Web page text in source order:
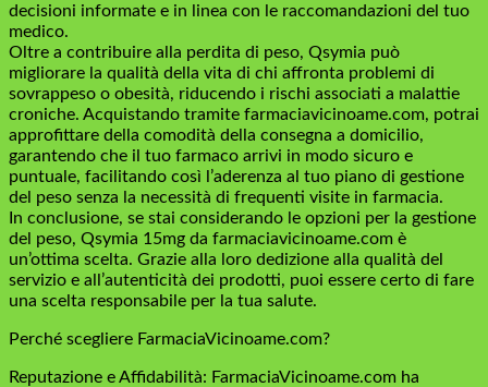
decisioni informate e in linea con le raccomandazioni del tuo
medico.
Oltre a contribuire alla perdita di peso, Qsymia può
migliorare la qualità della vita di chi affronta problemi di
sovrappeso o obesità, riducendo i rischi associati a malattie
croniche. Acquistando tramite farmaciavicinoame.com, potrai
approfittare della comodità della consegna a domicilio,
garantendo che il tuo farmaco arrivi in ​​modo sicuro e
puntuale, facilitando così l’aderenza al tuo piano di gestione
del peso senza la necessità di frequenti visite in farmacia.
In conclusione, se stai considerando le opzioni per la gestione
del peso, Qsymia 15mg da farmaciavicinoame.com è
un’ottima scelta. Grazie alla loro dedizione alla qualità del
servizio e all’autenticità dei prodotti, puoi essere certo di fare
una scelta responsabile per la tua salute.
Perché scegliere FarmaciaVicinoame.com?
Reputazione e Affidabilità: FarmaciaVicinoame.com ha